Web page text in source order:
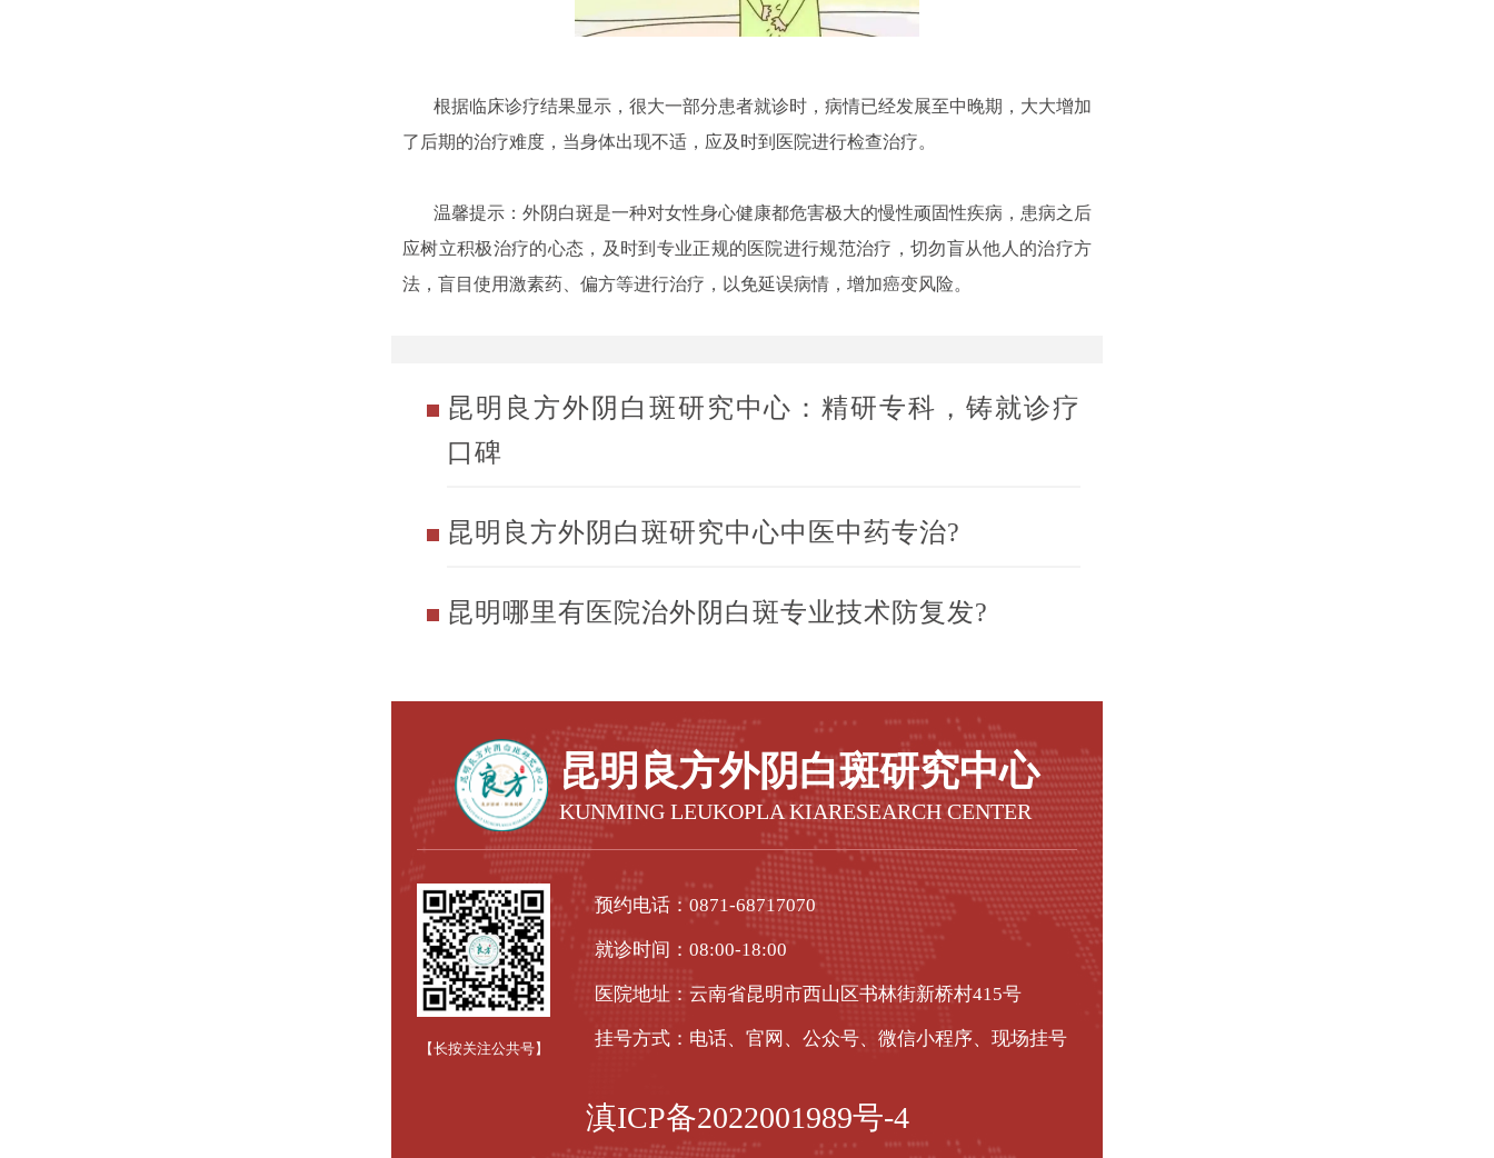
根据临床诊疗结果显示，很大一部分患者就诊时，病情已经发展至中晚期，大大增加
了后期的治疗难度，当身体出现不适，应及时到医院进行检查治疗。
温馨提示：外阴白斑是一种对女性身心健康都危害极大的慢性顽固性疾病，患病之后
应树立积极治疗的心态，及时到专业正规的医院进行规范治疗，切勿盲从他人的治疗方
法，盲目使用激素药、偏方等进行治疗，以免延误病情，增加癌变风险。
昆明良方外阴白斑研究中心：精研专科，铸就诊疗
口碑
昆明良方外阴白斑研究中心中医中药专治?
昆明哪里有医院治外阴白斑专业技术防复发?
昆明良方外阴白斑研究中心
KUNMING LEUKOPLA KIARESEARCH CENTER
【长按关注公共号】
预约电话：0871-68717070
就诊时间：08:00-18:00
医院地址：云南省昆明市西山区书林街新桥村415号
挂号方式：电话、官网、公众号、微信小程序、现场挂号
滇ICP备2022001989号-4